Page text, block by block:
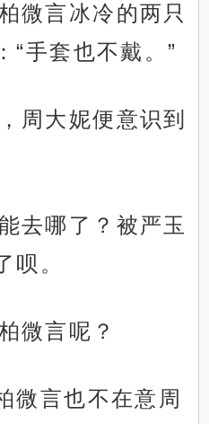
微言冰冷的两只
“手套也不戴。”
周大妮便意识到
去哪了？被严玉
呗。
微言呢？
微言也不在意周